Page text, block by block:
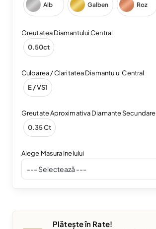
Alb Galben Roz
Greutatea Diamantului Central
0.50ct
Culoarea / Claritatea Diamantului Central
E / VS1
Greutate Aproximativa Diamante Secundare
0.35 Ct
Alege Masura Inelului
Plătește în Rate!